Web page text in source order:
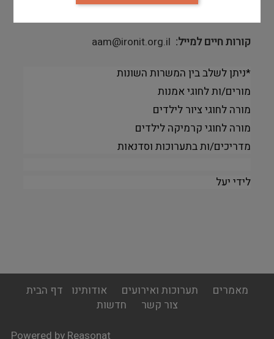
קורות חיים למייל aam@ironit.org.il
*ניתן לשלב בין המשרות השונות
מורים/ות לחוגי אמנות
מורה לחוגי ציור לילדים
מורה לחוגי קרמיקה לילדים
מדריכים/ות בתערוכות וסדנאות
לידי יעל
footer
menu
דף הבית אודותינו תערוכות ואירועים
מאמרים
חדשות
צור קשר
Powered by Reasonat